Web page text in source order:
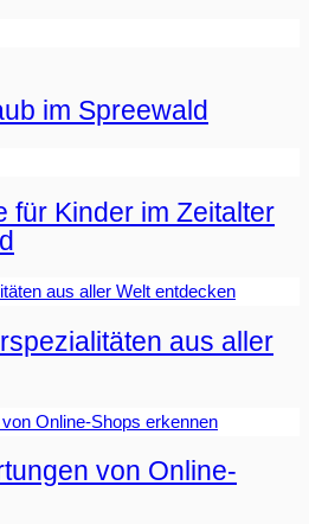
im Spreewald
für Kinder im Zeitalter
aus aller
von Online-